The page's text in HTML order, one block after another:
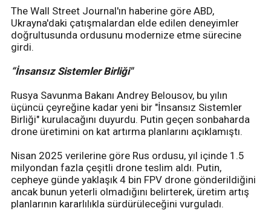
The Wall Street Journal'ın haberine göre ABD,
Ukrayna'daki çatışmalardan elde edilen deneyimler
doğrultusunda ordusunu modernize etme sürecine
girdi.
“İnsansız Sistemler Birliği"
Rusya Savunma Bakanı Andrey Belousov, bu yılın
üçüncü çeyreğine kadar yeni bir "İnsansız Sistemler
Birliği" kurulacağını duyurdu. Putin geçen sonbaharda
drone üretimini on kat artırma planlarını açıklamıştı.
Nisan 2025 verilerine göre Rus ordusu, yıl içinde 1.5
milyondan fazla çeşitli drone teslim aldı. Putin,
cepheye günde yaklaşık 4 bin FPV drone gönderildiğini
ancak bunun yeterli olmadığını belirterek, üretim artış
planlarının kararlılıkla sürdürüleceğini vurguladı.